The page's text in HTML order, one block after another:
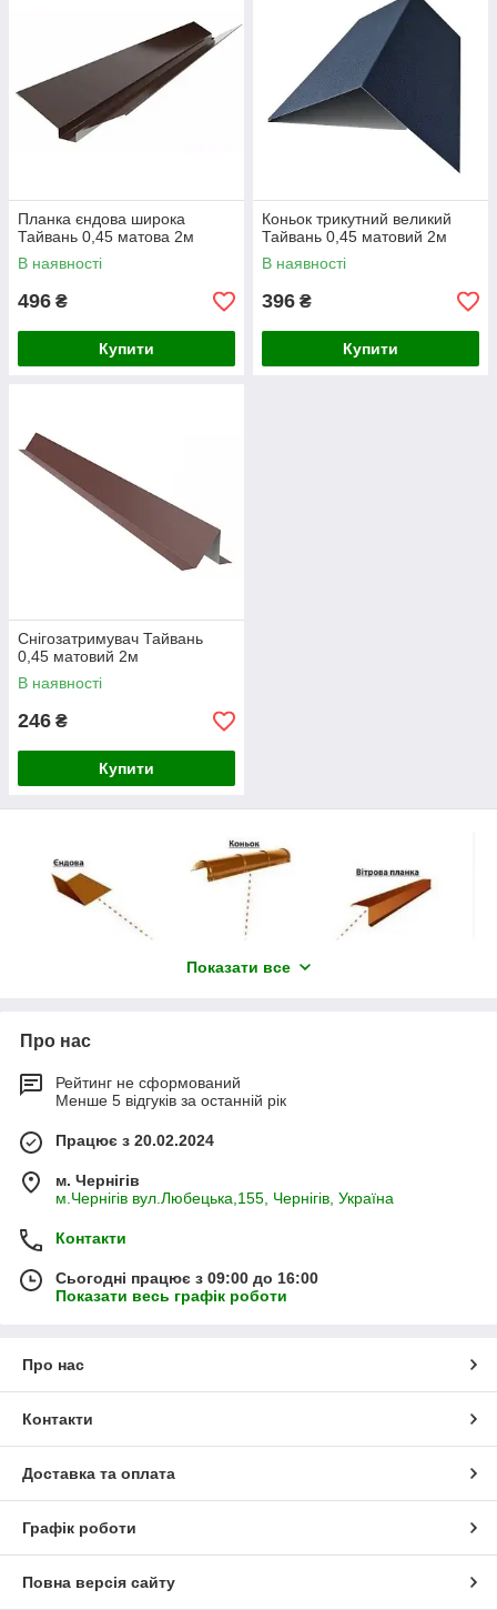
Планка єндова широка
Тайвань 0,45 матова 2м
В наявності
496 ₴
Купити
Коньок трикутний великий
Тайвань 0,45 матовий 2м
В наявності
396 ₴
Купити
Снігозатримувач Тайвань
0,45 матовий 2м
В наявності
246 ₴
Купити
Аксесуари для даху: захист, міцність та
естетика вашої покрівлі
Чому аксесуари для даху так важливі?
кілька важливих функцій:
Захист:запобігають проникненню вологи, пилу та
комах під покрівлю.
Міцність:надають покрівлі додаткової міцності та
жорсткості.
Естетика:доповнюють дизайн покрівлі та надають їй
завершеного вигляду.
Показати все
Про нас
Рейтинг не сформований
Менше 5 відгуків за останній рік
Працює з 20.02.2024
м. Чернігів
м.Чернігів вул.Любецька,155, Чернігів, Україна
Контакти
Сьогодні працює з 09:00 до 16:00
Показати весь графік роботи
Про нас
Контакти
Доставка та оплата
Графік роботи
Повна версія сайту